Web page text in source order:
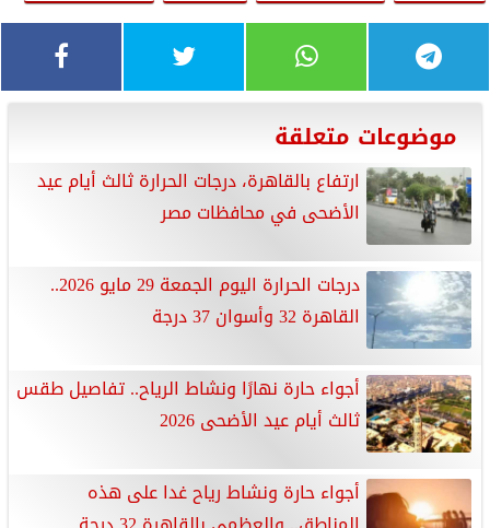
موضوعات متعلقة
ارتفاع بالقاهرة، درجات الحرارة ثالث أيام عيد
الأضحى في محافظات مصر
درجات الحرارة اليوم الجمعة 29 مايو 2026..
القاهرة 32 وأسوان 37 درجة
أجواء حارة نهارًا ونشاط الرياح.. تفاصيل طقس
ثالث أيام عيد الأضحى 2026
أجواء حارة ونشاط رياح غدا على هذه